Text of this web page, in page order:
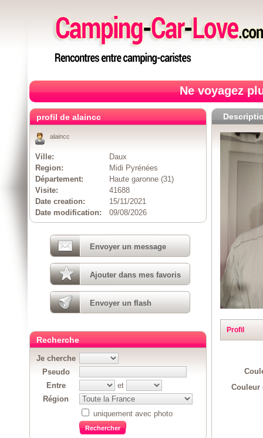
Ne voyagez
Profil
Couleur
profil de alaincc
alaincc
Ville:
Daux
Region:
Midi Pyrénées
Département:
Haute garonne (31)
Visite:
41688
Date creation:
15/11/2021
Date modification:
09/08/2026
Envoyer un message
Ajouter dans mes favoris
Envoyer un flash
Recherche
Je cherche
Pseudo
Entre
et
Région
uniquement avec photo